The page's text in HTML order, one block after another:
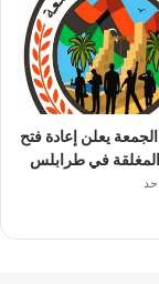
يعلن إعادة فتح
في طرابلس